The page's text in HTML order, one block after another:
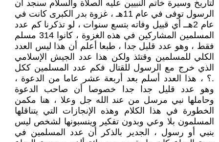
لتاريخ وسيرة خاتم النبيين عليه الصلاة والسلام سنجد أن
الرسول توفى في عام 11هـ ، غزوة بدر الكبرى كانت في
عام 2هــ أي قبيل وفاته بتسع سنوات ، لو تذكرنا كم عدد
المسلمين المشاركين في هذه الغزوة ، كانوا 314 مسلم
فقط ، وهو عدد قليل جدا ، طبعا أعلم أن هذا ليس العدد
الكلي للمسلمين وقتئذ ولكن هذا عدد الجيش الإسلامي
الذي خرج مع الرسول للقتال فكم عدد المسلمين ككل
.؟ ، هذا العدد أسلم بعد أربعة عشر عاما من الدعوة ،
وهو عدد قليل جدا جدا خصوصا أن صاحب الدعوة
وحاملها نبي مرسل من عند الله جل وعلا ، هنا مكمن
الخطورة في هذا الكلام وهذه الإنجازات التي يتناقلها
المسلمون بلا وعي وبدون تفكير وينسبونها لشخص ليس
بنبي أو رسول ، الجدير بالذكر أن عدد المسلمين في